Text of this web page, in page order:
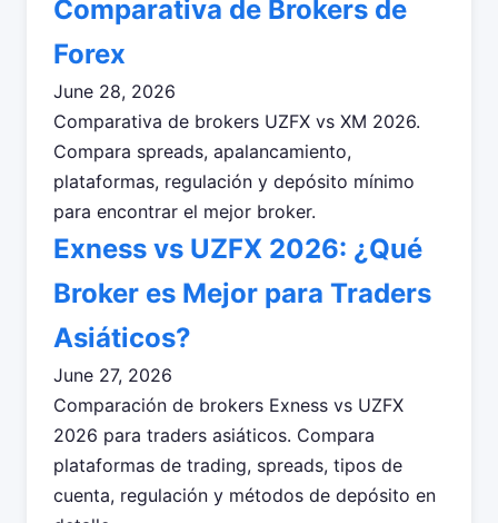
Comparativa de Brokers de
Forex
June 28, 2026
Comparativa de brokers UZFX vs XM 2026.
Compara spreads, apalancamiento,
plataformas, regulación y depósito mínimo
para encontrar el mejor broker.
Exness vs UZFX 2026: ¿Qué
Broker es Mejor para Traders
Asiáticos?
June 27, 2026
Comparación de brokers Exness vs UZFX
2026 para traders asiáticos. Compara
plataformas de trading, spreads, tipos de
cuenta, regulación y métodos de depósito en